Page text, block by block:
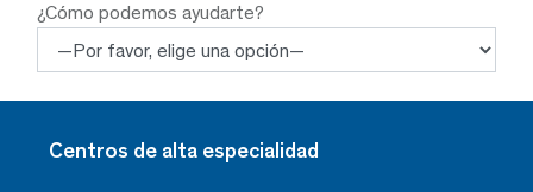
¿Cómo podemos ayudarte?
Centros de alta especialidad